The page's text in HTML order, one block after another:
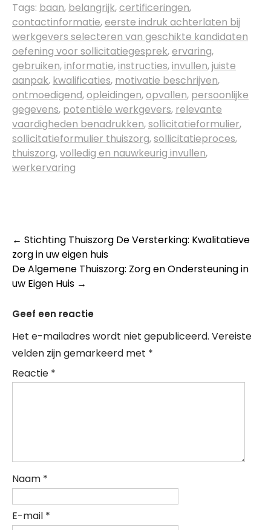
Tags: baan, belangrijk,certificeringen,
contactinformatie,eerste indruk achterlaten bij
werkgevers selecteren van geschikte kandidaten
oefening voor sollicitatiegesprek,ervaring,
gebruiken,informatie,instructies,invullen,juiste
aanpak, kwalificaties, motivatie beschrijven,
ontmoedigend,opleidingen,opvallen, persoonlijke
gegevens, potentiële werkgevers, relevante
vaardigheden benadrukken,sollicitatieformulier,
sollicitatieformulier thuiszorg,sollicitatieproces,
thuiszorg,volledig en nauwkeurig invullen,
werkervaring
Post
navigation
← Stichting Thuiszorg De Versterking: Kwalitatieve
zorg in uw eigen huis
De Algemene Thuiszorg: Zorg en Ondersteuning in
uw Eigen Huis →
Geef een reactie
Het e-mailadres wordt niet gepubliceerd. Vereiste
velden zijn gemarkeerd met *
Reactie *
Naam *
E-mail *